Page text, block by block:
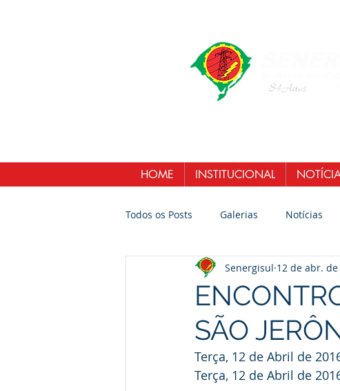
HOME INSTITUCIONAL
Todos os Posts Galerias Notícias
SÃO
Senergisul 12 de abr. de
Terça, 12 de Abril de
Terça, 12 de Abril de